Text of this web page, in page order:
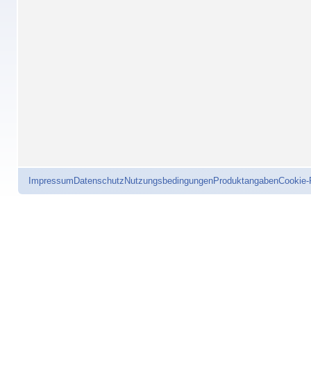
Impressum Datenschutz NutzungsbedingungenProduktangaben